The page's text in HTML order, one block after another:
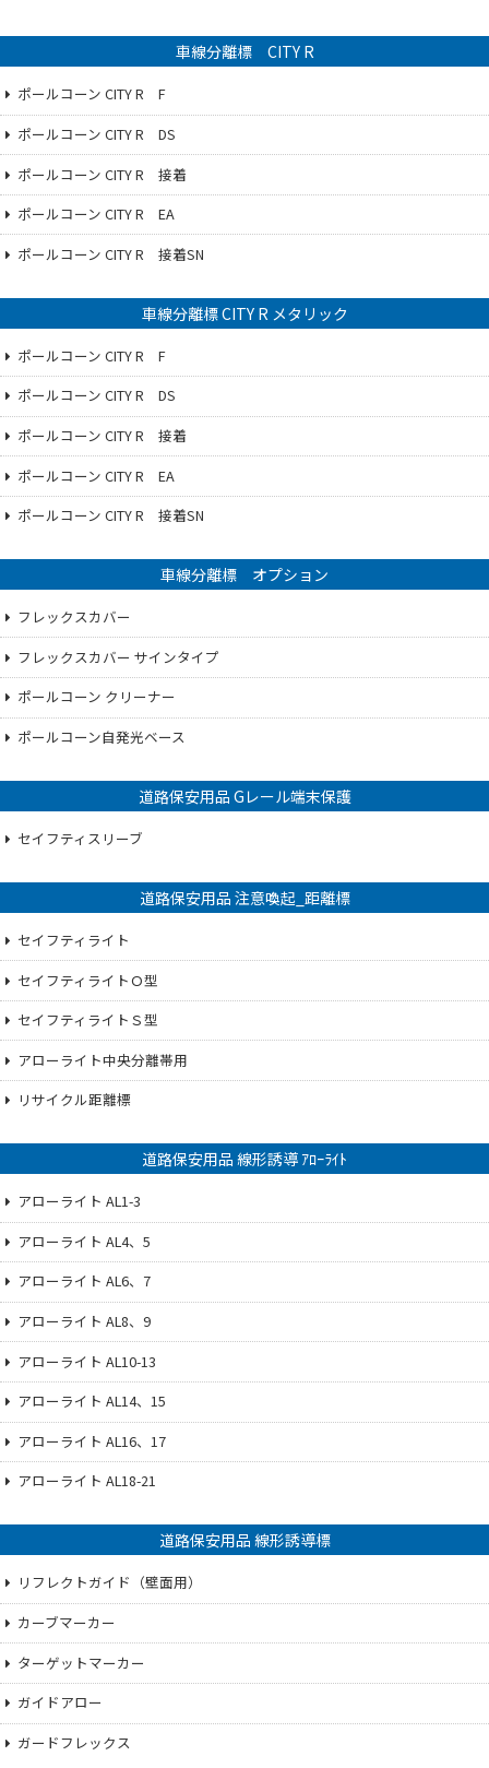
車線分離標 CITY R
ポールコーン CITY R F
ポールコーン CITY R DS
ポールコーン CITY R 接着
ポールコーン CITY R EA
ポールコーン CITY R 接着SN
車線分離標 CITY R メタリック
ポールコーン CITY R F
ポールコーン CITY R DS
ポールコーン CITY R 接着
ポールコーン CITY R EA
ポールコーン CITY R 接着SN
車線分離標 オプション
フレックスカバー
フレックスカバー サインタイプ
ポールコーン クリーナー
ポールコーン自発光ベース
道路保安用品 Gレール端末保護
セイフティスリーブ
道路保安用品 注意喚起_距離標
セイフティライト
セイフティライトＯ型
セイフティライトＳ型
アローライト中央分離帯用
リサイクル距離標
道路保安用品 線形誘導 ｱﾛｰﾗｲﾄ
アローライト AL1-3
アローライト AL4、5
アローライト AL6、7
アローライト AL8、9
アローライト AL10-13
アローライト AL14、15
アローライト AL16、17
アローライト AL18-21
道路保安用品 線形誘導標
リフレクトガイド（壁面用）
カーブマーカー
ターゲットマーカー
ガイドアロー
ガードフレックス